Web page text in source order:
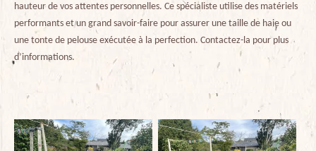
hauteur de vos attentes personnelles. Ce spécialiste utilise des matériels
performants et un grand savoir-faire pour assurer une taille de haie ou
une tonte de pelouse exécutée à la perfection. Contactez-la pour plus
d’informations.